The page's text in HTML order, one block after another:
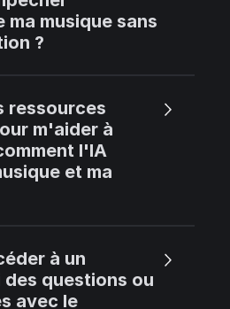
musique sans
?
ressources
m'aider à
l'IA
et ma
à un
questions ou
avec le